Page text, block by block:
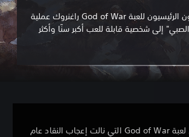
يناقش المطورون الرئيسيون للعبة God of War راغنروك عملية
إلى شخصية قابلة للعب أكبر سنًا وأكثر
ركزت إعادة إحياء لعبة God of War التي نالت إعجاب النقاد عام